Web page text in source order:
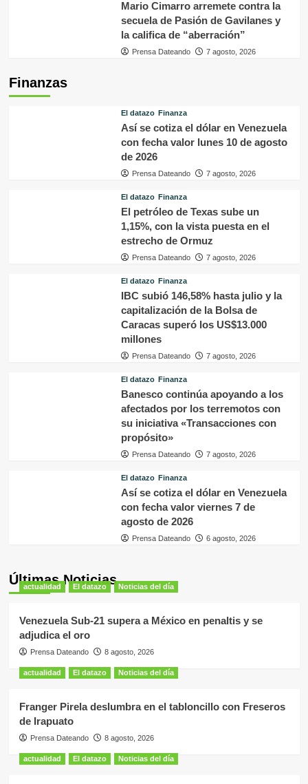
Mario Cimarro arremete contra la
secuela de Pasión de Gavilanes y
la califica de “aberración”
Prensa Dateando 7 agosto, 2026
Finanzas
El datazo Finanza
Así se cotiza el dólar en Venezuela
con fecha valor lunes 10 de agosto
de 2026
Prensa Dateando 7 agosto, 2026
El datazo Finanza
El petróleo de Texas sube un
1,15%, con la vista puesta en el
estrecho de Ormuz
Prensa Dateando 7 agosto, 2026
El datazo Finanza
IBC subió 146,58% hasta julio y la
capitalización de la Bolsa de
Caracas superó los US$13.000
millones
Prensa Dateando 7 agosto, 2026
El datazo Finanza
Banesco continúa apoyando a los
afectados por los terremotos con
su iniciativa «Transacciones con
propósito»
Prensa Dateando 7 agosto, 2026
El datazo Finanza
Así se cotiza el dólar en Venezuela
con fecha valor viernes 7 de
agosto de 2026
Prensa Dateando 6 agosto, 2026
Últimas Noticias
actualidad El datazo Noticias del día
Venezuela Sub-21 supera a México en penaltis y se
adjudica el oro
Prensa Dateando 8 agosto, 2026
actualidad El datazo Noticias del día
Franger Pirela deslumbra en el tabloncillo con Freseros
de Irapuato
Prensa Dateando 8 agosto, 2026
actualidad El datazo Noticias del día